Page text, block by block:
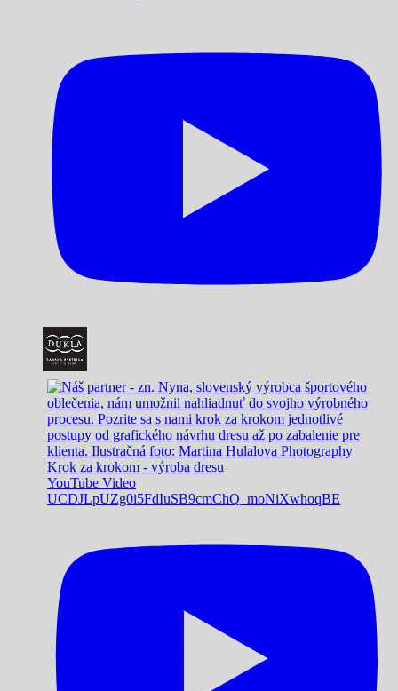
Krok za krokom - výroba dresu
YouTube Video
UCDJLpUZg0i5FdIuSB9cmChQ_moNiXwhoqBE